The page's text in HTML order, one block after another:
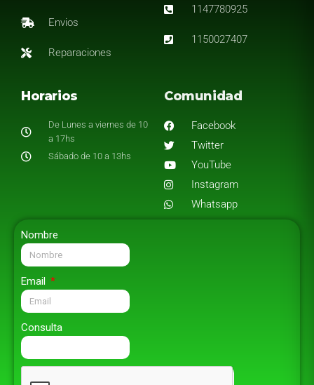
Envios
Reparaciones
1147780925
1150027407
Horarios
De Lunes a viernes de 10
a 17hs
Sábado de 10 a 13hs
Comunidad
Facebook
Twitter
YouTube
Instagram
Whatsapp
Nombre
Email
Consulta